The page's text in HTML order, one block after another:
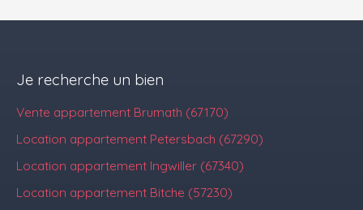
Je recherche un bien
Vente appartement Brumath (67170)
Location appartement Petersbach (67290)
Location appartement Ingwiller (67340)
Location appartement Bitche (57230)